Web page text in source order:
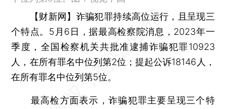
【财新网】 诈骗犯罪持续高位运行，且呈现三
个特点。5月6日，据最高检察院消息，2023年一
季度，全国检察机关共批准逮捕诈骗犯罪10923
人，在所有罪名中位列第2位；提起公诉18146人，
在所有罪名中位列第5位。
最高检方面表示，诈骗犯罪主要呈现三个特